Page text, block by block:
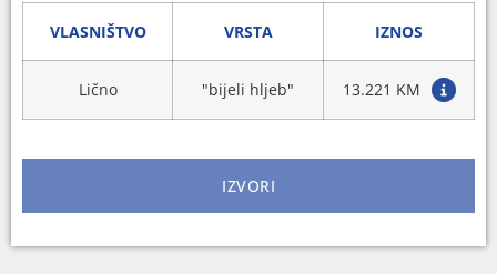
VLASNIŠTVO VRSTA IZNOS
Lično "bijeli hljeb" 13.221 KM
IZVORI